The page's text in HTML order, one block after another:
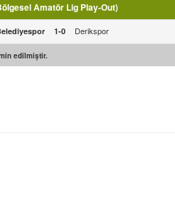
Amatör Lig Play-Out)
1-0 Derikspor
edilmiştir.